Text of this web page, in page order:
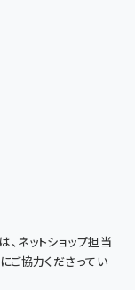
ネットショップ担当
ご協力くださってい